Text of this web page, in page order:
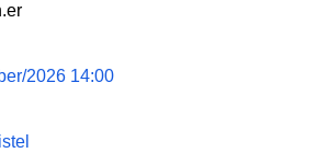
2026 14:00